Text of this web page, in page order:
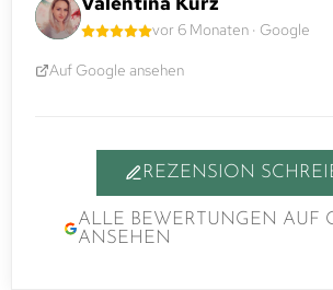
vor 6 Monaten · Google
Auf Google ansehen
REZENSION
ALLE BEWERTUNGEN AUF
ANSEHEN